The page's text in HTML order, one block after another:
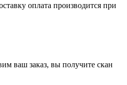
оплата производится при
ваш заказ, вы получите скан